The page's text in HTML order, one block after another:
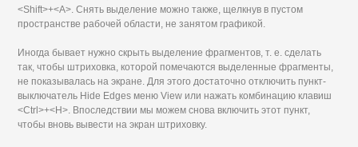
<Shift>+<A>. Снять выделение можно также, щелкнув в пустом
пространстве рабочей области, не занятом графикой.
Иногда бывает нужно скрыть выделение фрагментов, т. е. сделать
так, чтобы штриховка, которой помечаются выделенные фрагменты,
не показывалась на экране. Для этого достаточно отключить пункт-
выключатель Hide Edges меню View или нажать комбинацию клавиш
<Ctrl>+<H>. Впоследствии мы можем снова включить этот пункт,
чтобы вновь вывести на экран штриховку.